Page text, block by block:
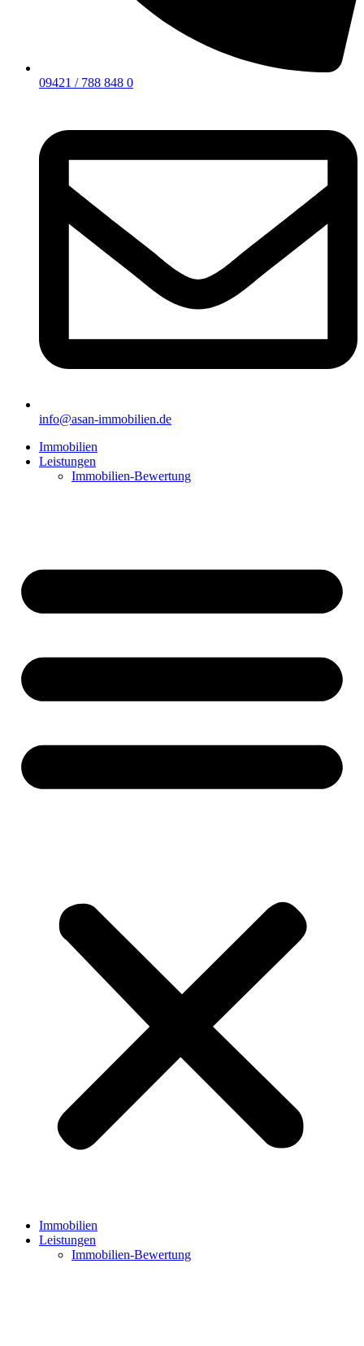
09421 / 788 848 0
info@asan-immobilien.de
Immobilien
Leistungen
Immobilien-Bewertung
Immobilien
Leistungen
Immobilien-Bewertung